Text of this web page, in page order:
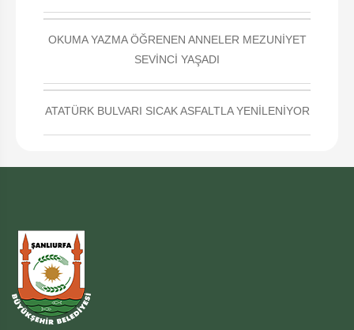
OKUMA YAZMA ÖĞRENEN ANNELER MEZUNİYET
SEVİNCİ YAŞADI
ATATÜRK BULVARI SICAK ASFALTLA YENİLENİYOR